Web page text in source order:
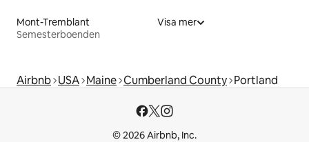
Mont-Tremblant
Semesterboenden
Visa mer
Airbnb USA Maine Cumberland County Portland
© 2026 Airbnb, Inc.